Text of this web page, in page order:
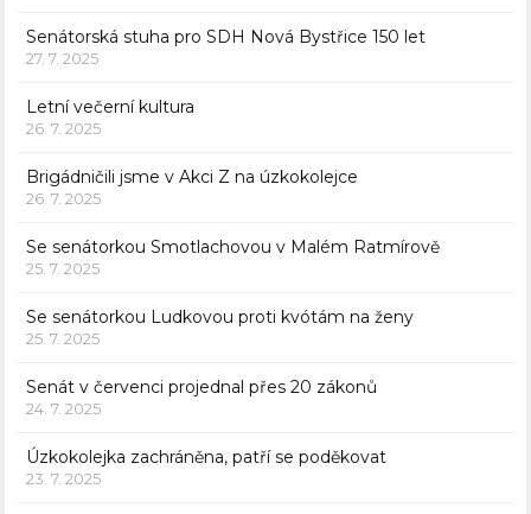
Senátorská stuha pro SDH Nová Bystřice 150 let
27. 7. 2025
Letní večerní kultura
26. 7. 2025
Brigádničili jsme v Akci Z na úzkokolejce
26. 7. 2025
Se senátorkou Smotlachovou v Malém Ratmírově
25. 7. 2025
Se senátorkou Ludkovou proti kvótám na ženy
25. 7. 2025
Senát v červenci projednal přes 20 zákonů
24. 7. 2025
Úzkokolejka zachráněna, patří se poděkovat
23. 7. 2025